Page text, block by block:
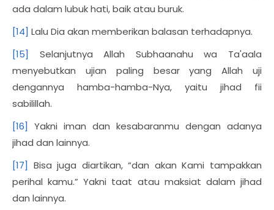
ada dalam lubuk hati, baik atau buruk.
[14] Lalu Dia akan memberikan balasan terhadapnya.
[15]
Selanjutnya Allah Subhaanahu wa Ta'aala
menyebutkan ujian paling besar yang Allah uji
dengannya hamba-hamba-Nya, yaitu jihad fii
sabilillah.
[16]
Yakni iman dan kesabaranmu dengan adanya
jihad dan lainnya.
[17] Bisa juga diartikan, “dan akan Kami tampakkan
perihal kamu.” Yakni taat atau maksiat dalam jihad
dan lainnya.